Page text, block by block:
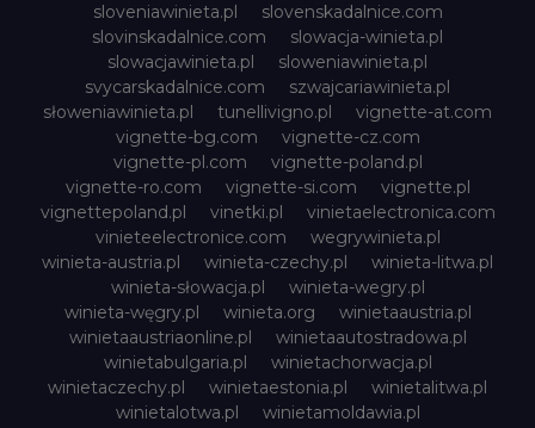
sloveniawinieta.pl
slovenskadalnice.com
slovinskadalnice.com
slowacja-winieta.pl
slowacjawinieta.pl
sloweniawinieta.pl
svycarskadalnice.com
szwajcariawinieta.pl
słoweniawinieta.pl
tunellivigno.pl
vignette-at.com
vignette-bg.com
vignette-cz.com
vignette-pl.com
vignette-poland.pl
vignette-ro.com
vignette-si.com
vignette.pl
vignettepoland.pl
vinetki.pl
vinietaelectronica.com
vinieteelectronice.com
wegrywinieta.pl
winieta-austria.pl
winieta-czechy.pl
winieta-litwa.pl
winieta-słowacja.pl
winieta-wegry.pl
winieta-węgry.pl
winieta.org
winietaaustria.pl
winietaaustriaonline.pl
winietaautostradowa.pl
winietabulgaria.pl
winietachorwacja.pl
winietaczechy.pl
winietaestonia.pl
winietalitwa.pl
winietalotwa.pl
winietamoldawia.pl